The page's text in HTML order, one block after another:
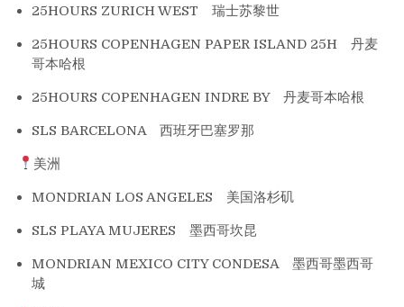
25HOURS ZURICH WEST 瑞士苏黎世
25HOURS COPENHAGEN PAPER ISLAND 25H 丹麦
哥本哈根
25HOURS COPENHAGEN INDRE BY 丹麦哥本哈根
SLS BARCELONA 西班牙巴塞罗那
美洲
MONDRIAN LOS ANGELES 美国洛杉矶
SLS PLAYA MUJERES 墨西哥坎昆
MONDRIAN MEXICO CITY CONDESA 墨西哥墨西哥
城